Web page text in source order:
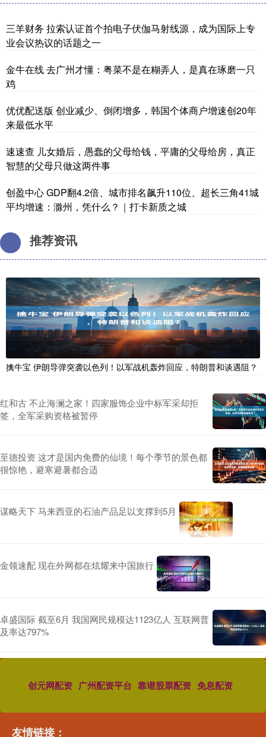
三羊财务 拉索认证首个拍电子伏伽马射线源，成为国际上专
业会议热议的话题之一
金牛在线 去广州才懂：粤菜不是在糊弄人，是真在琢磨一只
鸡
优优配送版 创业减少、倒闭增多，韩国个体商户增速创20年
来最低水平
速速查 儿女婚后，愚蠢的父母给钱，平庸的父母给房，真正
智慧的父母只做这两件事
创盈中心 GDP翻4.2倍、城市排名飙升110位、超长三角41城
平均增速：滁州，凭什么？｜打卡新质之城
推荐资讯
擒牛宝 伊朗导弹突袭以色列！以军战机轰炸回应，特朗普和谈遇阻？
红和古 不止海澜之家！四家服饰企业中标军采却拒
签，全军采购资格被暂停
至德投资 这才是国内免费的仙境！每个季节的景色都
很惊艳，避寒避暑都合适
谋略天下 马来西亚的石油产品足以支撑到5月
金领速配 现在外网都在炫耀来中国旅行
卓盛国际 截至6月 我国网民规模达1123亿人 互联网普
及率达797%
创元网配资 广州配资平台 靠谱股票配资 免息配资
友情链接：